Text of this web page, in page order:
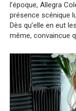
l’époque, Allegra
présence scénique
Dès qu’elle en eut
même, convaincue